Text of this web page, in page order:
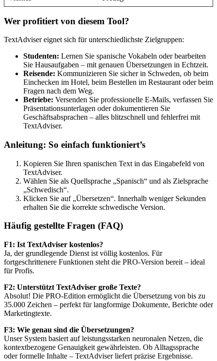
Wer profitiert von diesem Tool?
TextAdviser eignet sich für unterschiedlichste Zielgruppen:
Studenten: Lernen Sie spanische Vokabeln oder bearbeiten
Sie Hausaufgaben – mit genauen Übersetzungen in Echtzeit.
Reisende: Kommunizieren Sie sicher in Schweden, ob beim
Einchecken im Hotel, beim Bestellen im Restaurant oder beim
Fragen nach dem Weg.
Betriebe: Versenden Sie professionelle E-Mails, verfassen Sie
Präsentationsunterlagen oder dokumentieren Sie
Geschäftsabsprachen – alles blitzschnell und fehlerfrei mit
TextAdviser.
Anleitung: So einfach funktioniert’s
Kopieren Sie Ihren spanischen Text in das Eingabefeld von
TextAdviser.
Wählen Sie als Quellsprache „Spanisch“ und als Zielsprache
„Schwedisch“.
Klicken Sie auf „Übersetzen“. Innerhalb weniger Sekunden
erhalten Sie die korrekte schwedische Version.
Häufig gestellte Fragen (FAQ)
F1: Ist TextAdviser kostenlos?
Ja, der grundlegende Dienst ist völlig kostenlos. Für
fortgeschrittenere Funktionen steht die PRO-Version bereit – ideal
für Profis.
F2: Unterstützt TextAdviser große Texte?
Absolut! Die PRO-Edition ermöglicht die Übersetzung von bis zu
35.000 Zeichen – perfekt für langformige Dokumente, Berichte oder
Marketingtexte.
F3: Wie genau sind die Übersetzungen?
Unser System basiert auf leistungsstarken neuronalen Netzen, die
kontextbezogene Genauigkeit gewährleisten. Ob Alltagssprache
oder formelle Inhalte – TextAdviser liefert präzise Ergebnisse.